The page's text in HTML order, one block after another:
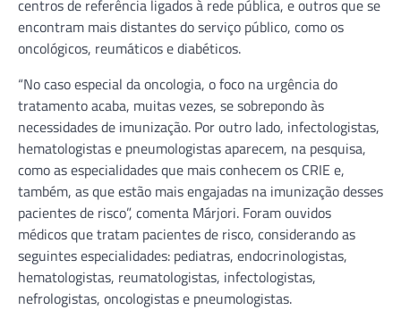
centros de referência ligados à rede pública, e outros que se
encontram mais distantes do serviço público, como os
oncológicos, reumáticos e diabéticos.
“No caso especial da oncologia, o foco na urgência do
tratamento acaba, muitas vezes, se sobrepondo às
necessidades de imunização. Por outro lado, infectologistas,
hematologistas e pneumologistas aparecem, na pesquisa,
como as especialidades que mais conhecem os CRIE e,
também, as que estão mais engajadas na imunização desses
pacientes de risco”, comenta Márjori. Foram ouvidos
médicos que tratam pacientes de risco, considerando as
seguintes especialidades: pediatras, endocrinologistas,
hematologistas, reumatologistas, infectologistas,
nefrologistas, oncologistas e pneumologistas.